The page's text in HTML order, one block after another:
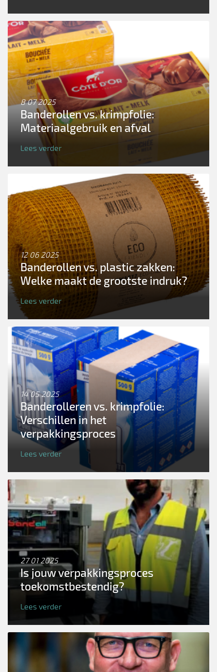
8 07 2025
Banderollen vs. krimpfolie:
Materiaalgebruik en afval
Lees verder
12 06 2025
Banderollen vs. plastic zakken:
Welke maakt de grootste indruk?
Lees verder
14 05 2025
Banderolleren vs. krimpfolie:
Verschillen in het
verpakkingsproces
Lees verder
27 01 2025
Is jouw verpakkingsproces
toekomstbestendig?
Lees verder